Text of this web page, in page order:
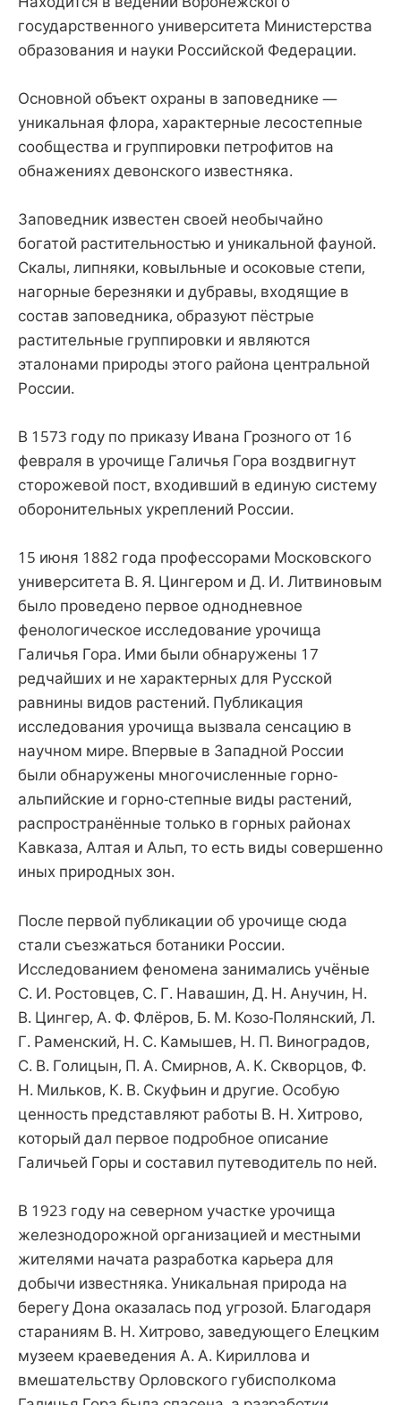
государственного университета Министерства
образования и науки Российской Федерации.
Основной объект охраны в заповеднике —
уникальная флора, характерные лесостепные
сообщества и группировки петрофитов на
обнажениях девонского известняка.
Заповедник известен своей необычайно
богатой растительностью и уникальной фауной.
Скалы, липняки, ковыльные и осоковые степи,
нагорные березняки и дубравы, входящие в
состав заповедника, образуют пёстрые
растительные группировки и являются
эталонами природы этого района центральной
России.
В 1573 году по приказу Ивана Грозного от 16
февраля в урочище Галичья Гора воздвигнут
сторожевой пост, входивший в единую систему
оборонительных укреплений России.
15 июня 1882 года профессорами Московского
университета В. Я. Цингером и Д. И. Литвиновым
было проведено первое однодневное
фенологическое исследование урочища
Галичья Гора. Ими были обнаружены 17
редчайших и не характерных для Русской
равнины видов растений. Публикация
исследования урочища вызвала сенсацию в
научном мире. Впервые в Западной России
были обнаружены многочисленные горно-
альпийские и горно-степные виды растений,
распространённые только в горных районах
Кавказа, Алтая и Альп, то есть виды совершенно
иных природных зон.
После первой публикации об урочище сюда
стали съезжаться ботаники России.
Исследованием феномена занимались учёные
С. И. Ростовцев, С. Г. Навашин, Д. Н. Анучин, Н.
В. Цингер, А. Ф. Флёров, Б. М. Козо-Полянский, Л.
Г. Раменский, Н. С. Камышев, Н. П. Виноградов,
С. В. Голицын, П. А. Смирнов, А. К. Скворцов, Ф.
Н. Мильков, К. В. Скуфьин и другие. Особую
ценность представляют работы В. Н. Хитрово,
который дал первое подробное описание
Галичьей Горы и составил путеводитель по ней.
В 1923 году на северном участке урочища
железнодорожной организацией и местными
жителями начата разработка карьера для
добычи известняка. Уникальная природа на
берегу Дона оказалась под угрозой. Благодаря
стараниям В. Н. Хитрово, заведующего Елецким
музеем краеведения А. А. Кириллова и
вмешательству Орловского губисполкома